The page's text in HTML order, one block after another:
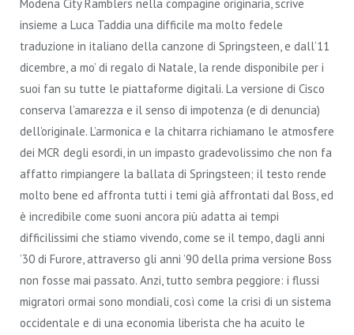
Modena City Ramblers nella compagine originaria, scrive
insieme a Luca Taddia una difficile ma molto fedele
traduzione in italiano della canzone di Springsteen, e dall’11
dicembre, a mo’ di regalo di Natale, la rende disponibile per i
suoi fan su tutte le piattaforme digitali. La versione di Cisco
conserva l’amarezza e il senso di impotenza (e di denuncia)
dell’originale. L’armonica e la chitarra richiamano le atmosfere
dei MCR degli esordi, in un impasto gradevolissimo che non fa
affatto rimpiangere la ballata di Springsteen; il testo rende
molto bene ed affronta tutti i temi già affrontati dal Boss, ed
è incredibile come suoni ancora più adatta ai tempi
difficilissimi che stiamo vivendo, come se il tempo, dagli anni
’30 di Furore, attraverso gli anni ’90 della prima versione Boss
non fosse mai passato. Anzi, tutto sembra peggiore: i flussi
migratori ormai sono mondiali, così come la crisi di un sistema
occidentale e di una economia liberista che ha acuito le